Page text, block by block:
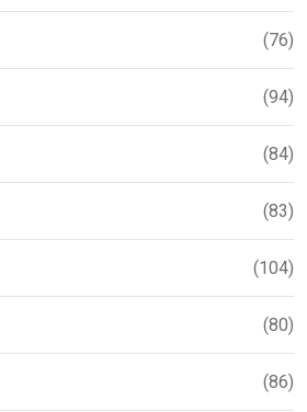
(76)
(94)
(84)
(83)
(104)
(80)
(86)